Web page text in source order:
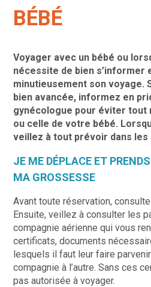
BÉBÉ
Voyager avec un bébé ou
nécessite de bien s’informer
minutieusement son voyage.
bien avancée, informez en
gynécologue pour éviter tout
ou celle de votre bébé.
veillez à tout prévoir dans les
JE ME DÉPLACE ET
MA GROSSESSE
Avant toute réservation,
Ensuite, veillez à consulter les
compagnie aérienne qui vous
certificats, documents
lesquels il faut leur faire
compagnie à l’autre. Sans ces
pas autorisée à voyager.